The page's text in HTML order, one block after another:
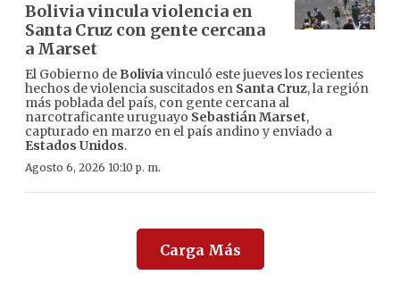
Bolivia vincula violencia en
Santa Cruz con gente cercana
a Marset
El Gobierno de Boliviavinculó este jueves los recientes
hechos de violencia suscitados en Santa Cruz, la región
más poblada del país, con gente cercana al
narcotraficante uruguayo Sebastián Marset,
capturado en marzo en el país andino y enviado a
Estados Unidos.
Agosto 6, 2026 10:10 p. m.
Carga Más